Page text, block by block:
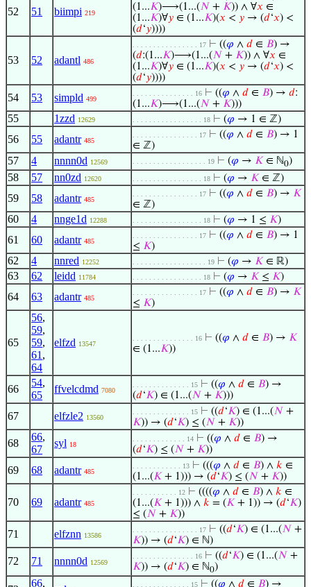
52 51 biimpi 219
(1...𝐾)⟶(1...(𝑁 + 𝐾)) ∧ ∀𝑥 ∈
(1...𝐾)∀𝑦 ∈ (1...𝐾)(𝑥 < 𝑦 → (𝑑‘𝑥) <
(𝑑‘𝑦))))
53 52 adantl 486
. . . . . . . . . . . . . . . . 17 ⊢ ((𝜑 ∧ 𝑑 ∈ 𝐵) →
(𝑑:(1...𝐾)⟶(1...(𝑁 + 𝐾)) ∧ ∀𝑥 ∈
(1...𝐾)∀𝑦 ∈ (1...𝐾)(𝑥 < 𝑦 → (𝑑‘𝑥) <
(𝑑‘𝑦))))
54 53 simpld 499
. . . . . . . . . . . . . . . 16 ⊢ ((𝜑 ∧ 𝑑 ∈ 𝐵) → 𝑑:
(1...𝐾)⟶(1...(𝑁 + 𝐾)))
55 1zzd 12629 . . . . . . . . . . . . . . . . . 18 ⊢ (𝜑 → 1 ∈ ℤ)
56 55 adantr 485
. . . . . . . . . . . . . . . . 17 ⊢ ((𝜑 ∧ 𝑑 ∈ 𝐵) → 1
∈ ℤ)
57 4 nnnn0d 12569 . . . . . . . . . . . . . . . . . . 19 ⊢ (𝜑 → 𝐾 ∈ ℕ0)
58 57 nn0zd 12620 . . . . . . . . . . . . . . . . . 18 ⊢ (𝜑 → 𝐾 ∈ ℤ)
59 58 adantr 485
. . . . . . . . . . . . . . . . 17 ⊢ ((𝜑 ∧ 𝑑 ∈ 𝐵) → 𝐾
∈ ℤ)
60 4 nnge1d 12288 . . . . . . . . . . . . . . . . . 18 ⊢ (𝜑 → 1 ≤ 𝐾)
61 60 adantr 485
. . . . . . . . . . . . . . . . 17 ⊢ ((𝜑 ∧ 𝑑 ∈ 𝐵) → 1
≤ 𝐾)
62 4 nnred 12252 . . . . . . . . . . . . . . . . . . 19 ⊢ (𝜑 → 𝐾 ∈ ℝ)
63 62 leidd 11784 . . . . . . . . . . . . . . . . . 18 ⊢ (𝜑 → 𝐾 ≤ 𝐾)
64 63 adantr 485
. . . . . . . . . . . . . . . . 17 ⊢ ((𝜑 ∧ 𝑑 ∈ 𝐵) → 𝐾
≤ 𝐾)
65
56,
59,
59,
61 ,
64
elfzd 13547
. . . . . . . . . . . . . . . 16 ⊢ ((𝜑 ∧ 𝑑 ∈ 𝐵) → 𝐾
∈ (1...𝐾))
66
54,
65
ffvelcdmd 7080
. . . . . . . . . . . . . . 15 ⊢ ((𝜑 ∧ 𝑑 ∈ 𝐵) →
(𝑑‘𝐾) ∈ (1...(𝑁 + 𝐾)))
67 elfzle2 13560
. . . . . . . . . . . . . . 15 ⊢ ((𝑑‘𝐾) ∈ (1...(𝑁 +
𝐾)) → (𝑑‘𝐾) ≤ (𝑁 + 𝐾))
68
66,
67
syl 18
. . . . . . . . . . . . . 14 ⊢ ((𝜑 ∧ 𝑑 ∈ 𝐵) →
(𝑑‘𝐾) ≤ (𝑁 + 𝐾))
69 68 adantr 485
. . . . . . . . . . . . 13 ⊢ (((𝜑 ∧ 𝑑 ∈ 𝐵) ∧ 𝑘 ∈
(1...(𝐾 + 1))) → (𝑑‘𝐾) ≤ (𝑁 + 𝐾))
70 69 adantr 485
. . . . . . . . . . . 12 ⊢ ((((𝜑 ∧ 𝑑 ∈ 𝐵) ∧ 𝑘 ∈
(1...(𝐾 + 1))) ∧ 𝑘 = (𝐾 + 1)) → (𝑑‘𝐾)
≤ (𝑁 + 𝐾))
71 elfznn 13586
. . . . . . . . . . . . . . . . 17 ⊢ ((𝑑‘𝐾) ∈ (1...(𝑁 +
𝐾)) → (𝑑‘𝐾) ∈ ℕ)
72 71 nnnn0d 12569
. . . . . . . . . . . . . . . 16 ⊢ ((𝑑‘𝐾) ∈ (1...(𝑁 +
𝐾)) → (𝑑‘𝐾) ∈ ℕ0)
66,
. . . . . . . . . . . . . . 15 ⊢ ((𝜑 ∧ 𝑑 ∈ 𝐵) →